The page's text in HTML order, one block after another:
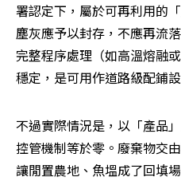
署認定下，屬於可再利用的
塵灰應予以封存，不應再流
完整程序處理（如高溫熔融
穩定，是可用作道路級配鋪
不過實際情況是，以「產品
控管機制等於零。廢棄物交
讓閒置農地、魚塭成了回填